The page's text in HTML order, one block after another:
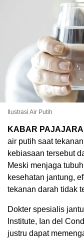
Ilustrasi Air Putih
KABAR
air putih saat
kebiasaan tersebut
Meski menjaga
kesehatan jantung,
tekanan darah tidak
Dokter spesialis
Institute, Ian del
justru dapat